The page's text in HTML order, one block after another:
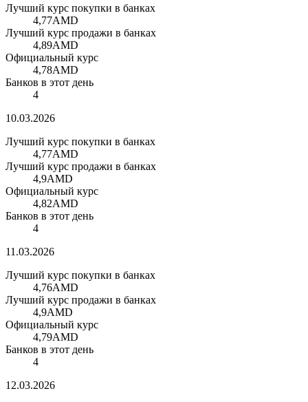
Лучший курс покупки в банках
4,77AMD
Лучший курс продажи в банках
4,89AMD
Официальный курс
4,78AMD
Банков в этот день
4
10.03.2026
Лучший курс покупки в банках
4,77AMD
Лучший курс продажи в банках
4,9AMD
Официальный курс
4,82AMD
Банков в этот день
4
11.03.2026
Лучший курс покупки в банках
4,76AMD
Лучший курс продажи в банках
4,9AMD
Официальный курс
4,79AMD
Банков в этот день
4
12.03.2026